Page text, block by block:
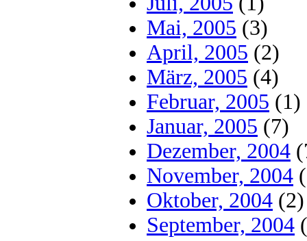
Mai, 2005 (3)
April, 2005 (2)
März, 2005 (4)
Februar, 2005 (1)
Januar, 2005 (7)
Dezember, 2004
November, 2004
Oktober, 2004 (2)
September, 2004